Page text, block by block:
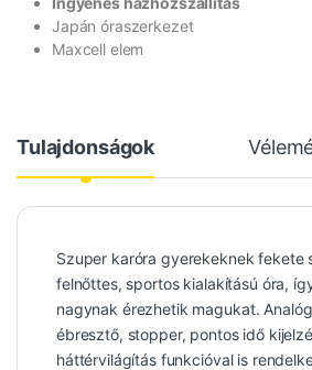
Japán óraszerkezet
Maxcell elem
Tulajdonságok
Szuper karóra gyerekeknek fekete
felnőttes, sportos kialakítású óra,
nagynak érezhetik magukat.
ébresztő, stopper, pontos idő
háttérvilágítás funkcióval is